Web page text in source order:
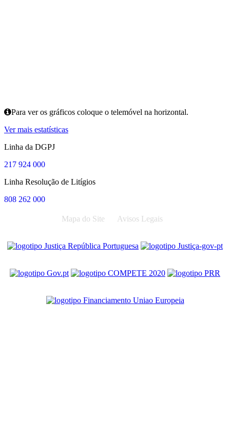
Para ver os gráficos coloque o telemóvel na horizontal.
Ver mais estatísticas
Linha da DGPJ
217 924 000
Linha Resolução de Litígios
808 262 000
Mapa do Site Avisos Legais